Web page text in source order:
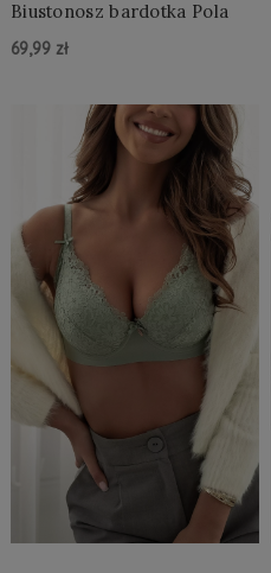
Biustonosz bardotka Pola
69,99 zł
Do Koszyka »